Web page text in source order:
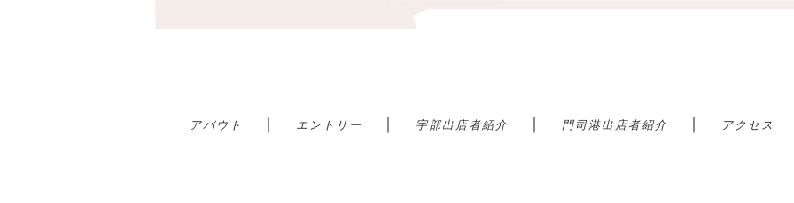
アバウト ｜ エントリー ｜ 宇部出店者紹介 ｜ 門司港出店者紹介 ｜ アクセス